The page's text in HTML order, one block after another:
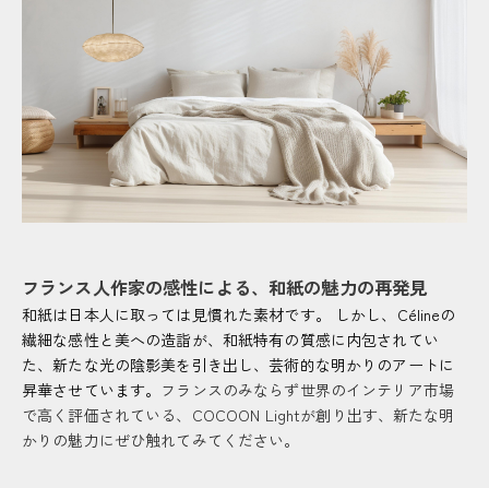
フランス人作家の感性による、和紙の魅力の再発見
和紙は日本人に取っては見慣れた素材です。 しかし、Célineの
繊細な感性と美への造詣が、和紙特有の質感に内包されてい
た、新たな光の陰影美を引き出し、芸術的な明かりのアートに
昇華させています。 フランスのみならず世界のインテリア市場
で高く評価されている、COCOON Lightが創り出す、新たな明
かりの魅力にぜひ触れてみてください。